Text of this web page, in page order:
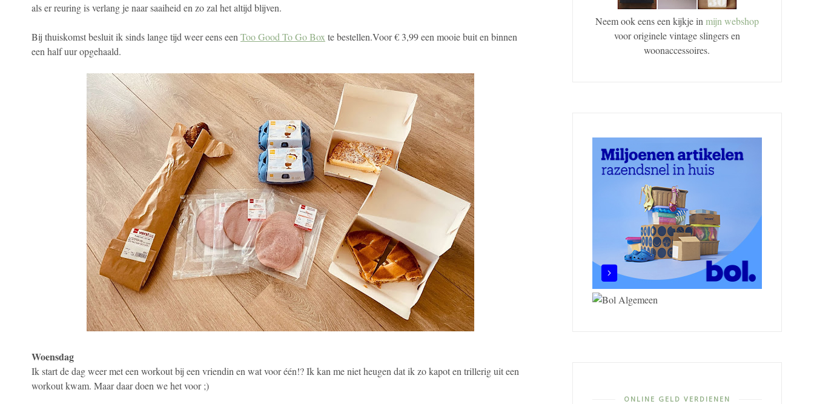
als er reuring is verlang je naar saaiheid en zo zal het altijd blijven.
Bij thuiskomst besluit ik sinds lange tijd weer eens een Too Good To Go Box te bestellen.Voor € 3,99 een mooie buit en binnen
een half uur opgehaald.
Woensdag
Ik start de dag weer met een workout bij een vriendin en wat voor één!? Ik kan me niet heugen dat ik zo kapot en trillerig uit een
workout kwam. Maar daar doen we het voor ;)
Neem ook eens een kijkje in mijn webshop
voor originele vintage slingers en
woonaccessoires.
ONLINE GELD VERDIENEN